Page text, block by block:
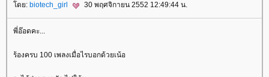
ดย: biotech_girl 30 พฤศจิกายน 2552 12:49:44 น.
พี่อ๊อดคะ...
ร้องครบ 100 เพลงเมื่อไรบอกด้วยเน้อ